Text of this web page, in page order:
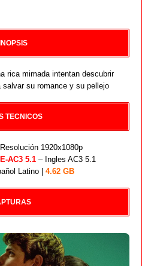
rica mimada intentan descubrir
su romance y su pellejo
TECNICOS
1920x1080p
AC3 5.1– Ingles AC3 5.1
Latino | 4.62 GB